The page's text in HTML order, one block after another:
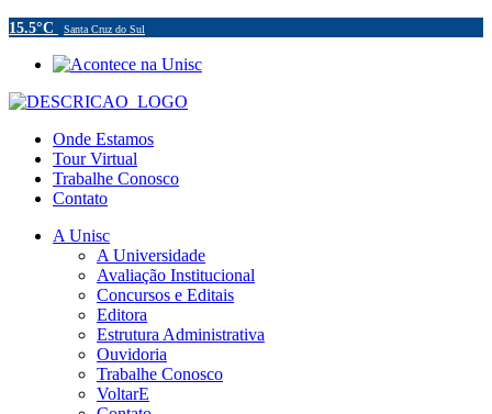
15.5°C Santa Cruz do Sul
Onde Estamos
Tour Virtual
Trabalhe Conosco
Contato
A Unisc
A Universidade
Avaliação Institucional
Concursos e Editais
Editora
Estrutura Administrativa
Ouvidoria
Trabalhe Conosco
VoltarE